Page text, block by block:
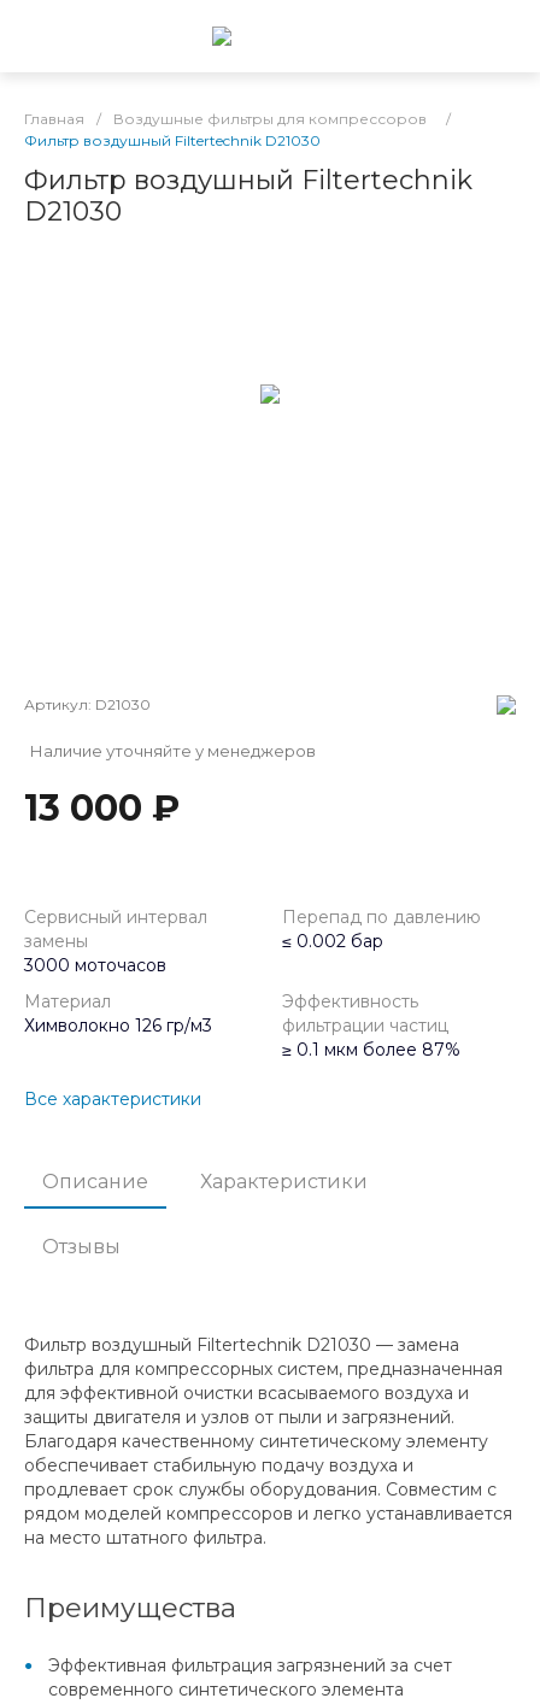
Главная / Воздушные фильтры для компрессоров
/
Фильтр воздушный Filtertechnik D21030
Фильтр воздушный Filtertechnik
D21030
Артикул: D21030
Наличие уточняйте у менеджеров
13 000 ₽
Сервисный интервал
замены
3000 моточасов
Перепад по давлению
≤ 0.002 бар
Материал
Химволокно 126 гр/м3
Эффективность
фильтрации частиц
≥ 0.1 мкм более 87%
Все характеристики
Описание Характеристики
Отзывы
Фильтр воздушный Filtertechnik D21030 — замена
фильтра для компрессорных систем, предназначенная
для эффективной очистки всасываемого воздуха и
защиты двигателя и узлов от пыли и загрязнений.
Благодаря качественному синтетическому элементу
обеспечивает стабильную подачу воздуха и
продлевает срок службы оборудования. Совместим с
рядом моделей компрессоров и легко устанавливается
на место штатного фильтра.
Преимущества
Эффективная фильтрация загрязнений за счет
современного синтетического элемента